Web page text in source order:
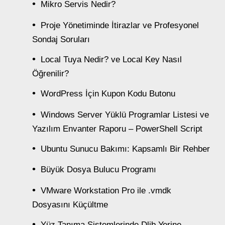
Mikro Servis Nedir?
Proje Yönetiminde İtirazlar ve Profesyonel
Sondaj Soruları
Local Tuya Nedir? ve Local Key Nasıl
Öğrenilir?
WordPress İçin Kupon Kodu Butonu
Windows Server Yüklü Programlar Listesi ve
Yazılım Envanter Raporu – PowerShell Script
Ubuntu Sunucu Bakımı: Kapsamlı Bir Rehber
Büyük Dosya Bulucu Programı
VMware Workstation Pro ile .vmdk
Dosyasını Küçültme